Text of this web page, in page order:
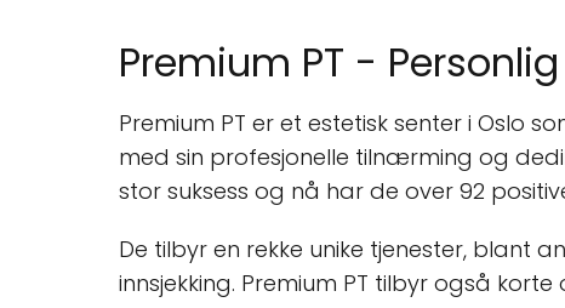
Premium PT -
Premium PT er et estetisk senter i Oslo
med sin profesjonelle tilnærming og
stor suksess og nå har de over 92
De tilbyr en rekke unike tjenester, blant
innsjekking. Premium PT tilbyr også